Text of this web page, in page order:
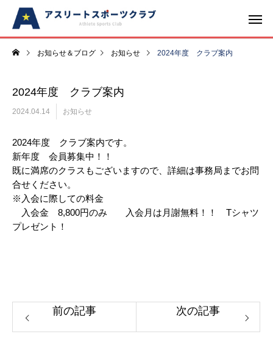
お知らせ＆ブログ お知らせ 2024年度 クラブ案内
2024年度 クラブ案内
2024.04.14 お知らせ
2024年度 クラブ案内です。
新年度 会員募集中！！
既に満席のクラスもございますので、詳細は事務局までお問
合せください。
※入会に際しての料金
入会金 8,800円のみ 入会月は月謝無料！！ Tシャツ
プレゼント！
前の記事 次の記事